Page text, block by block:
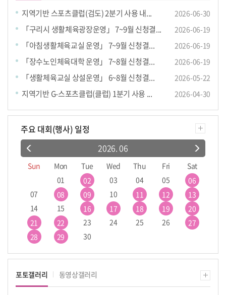
지역기반 스포츠클럽(검도) 2분기 사용 내... 2026-06-30
「구리시 생활체육광장운영」 7~9월 신청결... 2026-06-19
「아침생활체육교실 운영」 7~9월 신청결... 2026-06-19
「장수노인체육대학 운영」 7~8월 신청결... 2026-06-19
「생활체육교실 상설운영」 6~8월 신청결... 2026-05-22
지역기반 G-스포츠클럽(클럽) 1분기 사용 ... 2026-04-30
주요 대회(행사) 일정
2026. 06
Sun Mon Tue Wed Thu Fri
Sat
01
02 03 04 05
06
07
08 09 10 11 12
13
14
15 16 17 18 19
20
21
22 23 24 25 26
27
28
29 30
포토갤러리 동영상갤러리